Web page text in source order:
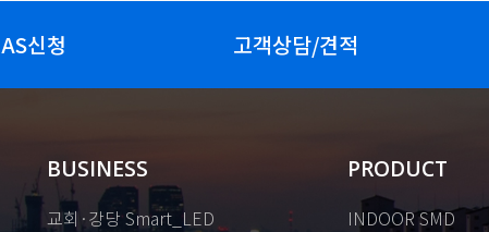
AS신청 고객상담/견적
BUSINESS
교회·강당 Smart_LED
PRODUCT
INDOOR SMD